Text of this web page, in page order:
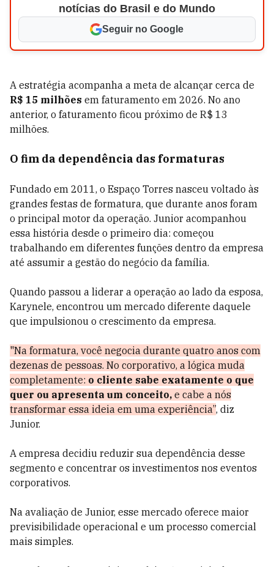
notícias do Brasil e do Mundo
Seguir no Google
A estratégia acompanha a meta de alcançar cerca de
R$ 15 milhões em faturamento em 2026. No ano
anterior, o faturamento ficou próximo de R$ 13
milhões.
O fim da dependência das formaturas
Fundado em 2011, o Espaço Torres nasceu voltado às
grandes festas de formatura, que durante anos foram
o principal motor da operação. Junior acompanhou
essa história desde o primeiro dia: começou
trabalhando em diferentes funções dentro da empresa
até assumir a gestão do negócio da família.
Quando passou a liderar a operação ao lado da esposa,
Karynele, encontrou um mercado diferente daquele
que impulsionou o crescimento da empresa.
"Na formatura, você negocia durante quatro anos com
dezenas de pessoas. No corporativo, a lógica muda
completamente: o cliente sabe exatamente o que
quer ou apresenta um conceito, e cabe a nós
transformar essa ideia em uma experiência”, diz
Junior.
A empresa decidiu reduzir sua dependência desse
segmento e concentrar os investimentos nos eventos
corporativos.
Na avaliação de Junior, esse mercado oferece maior
previsibilidade operacional e um processo comercial
mais simples.